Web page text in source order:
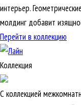
интерьер.
молдинг добавит
Перейти в коллекцию
Коллекция
С коллекцией